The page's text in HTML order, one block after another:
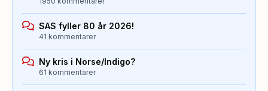
SAS fyller 80 år 2026!
41 kommentarer
Ny kris i Norse/Indigo?
61 kommentarer